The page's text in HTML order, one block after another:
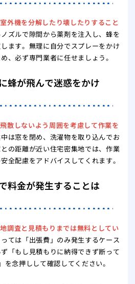
外機を分解したり壊したりすること
ズルで隙間から薬剤を注入し、蜂を
ます。無理に自分でスプレーをかけ
、必ず専門業者に任せましょう。
蜂が飛んで迷惑をかけ
散しないよう周囲を考慮して作業を
は窓を閉め、洗濯物を取り込んでお
の距離が近い住宅密集地では、作業
全配慮をアドバイスしてくれます。
料金が発生することは
調査と見積もりまでは無料としてい
ては「出張費」のみ発生するケース
「もし見積もりに納得できず断って
念押しして確認してください。